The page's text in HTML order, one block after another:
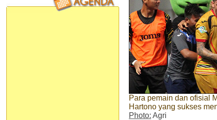
Para pemain dan ofisial
Hartono yang sukses
Photo: Agri